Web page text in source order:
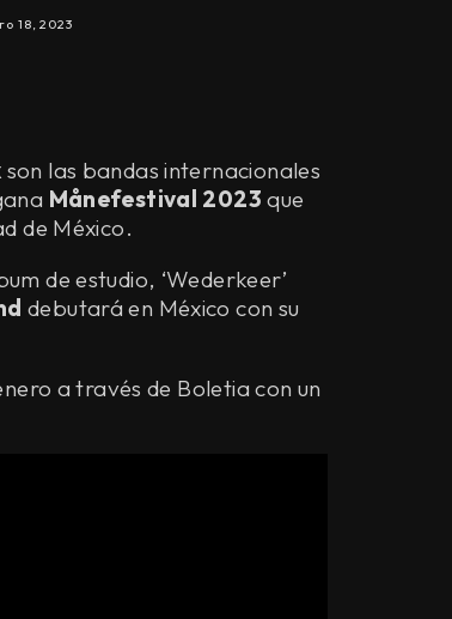
18, 2023
son las bandas internacionales
Månefestival 2023 que
de México.
de estudio, ‘Wederkeer’
debutará en México con su
a través de Boletia con un